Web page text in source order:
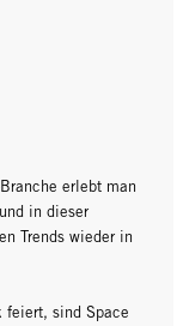
erlebt man
in dieser
Trends wieder in
feiert, sind Space